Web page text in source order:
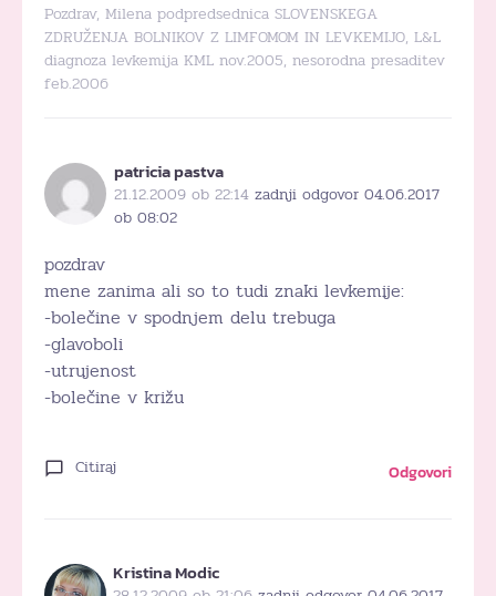
Pozdrav, Milena podpredsednica SLOVENSKEGA
ZDRUŽENJA BOLNIKOV Z LIMFOMOM IN LEVKEMIJO, L&L
diagnoza levkemija KML nov.2005, nesorodna presaditev
feb.2006
patricia pastva
21.12.2009 ob 22:14 zadnji odgovor 04.06.2017
ob 08:02
pozdrav
mene zanima ali so to tudi znaki levkemije:
-bolečine v spodnjem delu trebuga
-glavoboli
-utrujenost
-bolečine v križu
Citiraj Odgovori
Kristina Modic